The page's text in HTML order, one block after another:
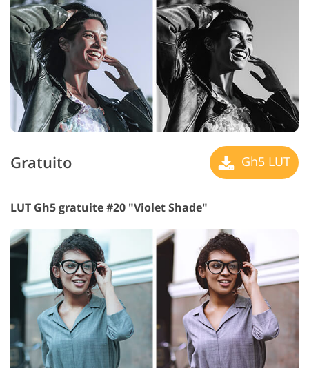
Gratuito Gh5 LUT
LUT Gh5 gratuite #20 "Violet Shade"